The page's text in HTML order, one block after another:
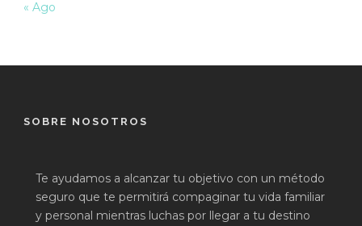
« Ago
SOBRE NOSOTROS
Te ayudamos a alcanzar tu objetivo con un método
seguro que te permitirá compaginar tu vida familiar
y personal mientras luchas por llegar a tu destino